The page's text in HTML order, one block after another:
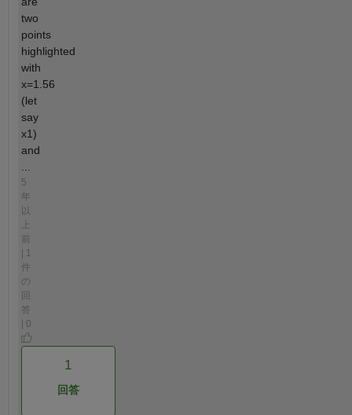
two
points
highlighted
with
x=1.56
(let
say
x1)
and
...
5
年
以
前
| 1
件
の
回
答
| 0
1
回答